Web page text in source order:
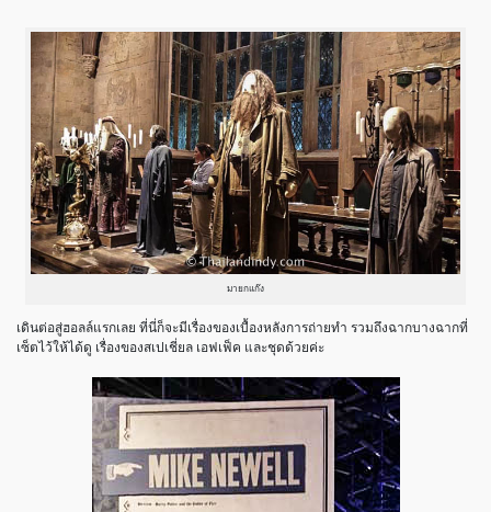
มายกแก๊ง
เดินต่อสู่ฮอลล์แรกเลย ที่นี่ก็จะมีเรื่องของเบื้องหลังการถ่ายทำ รวมถึงฉากบางฉากที่
เซ็ตไว้ให้ได้ดู เรื่องของสเปเชี่ยล เอฟเฟ็ค และชุดด้วยค่ะ